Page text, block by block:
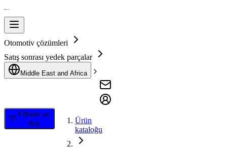
Otomotiv çözümleri
Satış sonrası yedek parçalar
Middle East and Africa
Filtrele ve
Ara
Ürün
kataloğu